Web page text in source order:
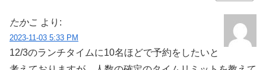
たかこ より:
2023-11-03 5:33 PM
12/3のランチタイムに10名ほどで予約をしたいと